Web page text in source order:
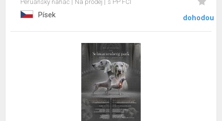
Peruánský naháč Na prodej s PP FCI
Písek dohodou